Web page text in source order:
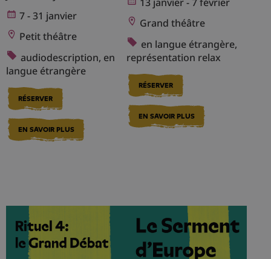
7 - 31 janvier
Petit théâtre
audiodescription, en
langue étrangère
RÉSERVER
EN SAVOIR PLUS
Grand théâtre
en langue étrangère,
représentation relax
RÉSERVER
EN SAVOIR PLUS